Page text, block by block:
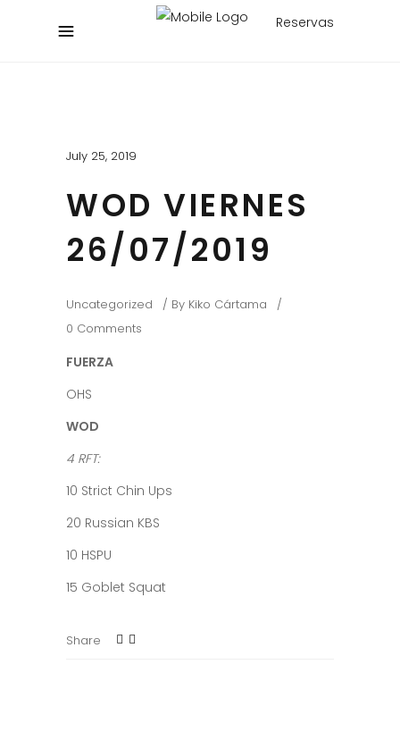
Reservas
July 25, 2019
WOD VIERNES
26/07/2019
Uncategorized By Kiko Cártama
0 Comments
FUERZA
OHS
WOD
4 RFT:
10 Strict Chin Ups
20 Russian KBS
10 HSPU
15 Goblet Squat
Share